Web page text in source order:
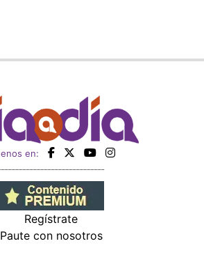
en:
Regístrate
Paute con nosotros